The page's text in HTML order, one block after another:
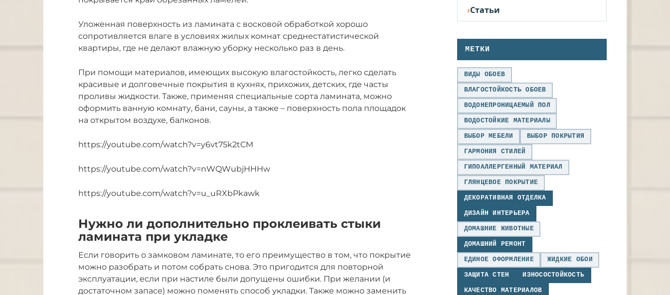
Уложенная поверхность из ламината с восковой обработкой хорошо
сопротивляется влаге в условиях жилых комнат среднестатистической
квартиры, где не делают влажную уборку несколько раз в день.
При помощи материалов, имеющих высокую влагостойкость, легко сделать
красивые и долговечные покрытия в кухнях, прихожих, детских, где часты
проливы жидкости. Также, применяя специальные сорта ламината, можно
оформить ванную комнату, бани, сауны, а также – поверхность пола площадок
на открытом воздухе, балконов.
https://youtube.com/watch?v=y6vt75k2tCM
https://youtube.com/watch?v=nWQWubjHHHw
https://youtube.com/watch?v=u_uRXbPkawk
Нужно ли дополнительно проклеивать стыки
ламината при укладке
Если говорить о замковом ламинате, то его преимущество в том, что покрытие
можно разобрать и потом собрать снова. Это пригодится для повторной
эксплуатации, если при настиле были допущены ошибки. При желании (и
достаточном запасе) можно поменять способ укладки. Также можно заменить
Статьи
МЕТКИ
ВИДЫ ОБОЕВ
ВЛАГОСТОЙКОСТЬ ОБОЕВ
ВОДОНЕПРОНИЦАЕМЫЙ ПОЛ
ВОДОСТОЙКИЕ МАТЕРИАЛЫ
ВЫБОР МЕБЕЛИ ВЫБОР ПОКРЫТИЯ
ГАРМОНИЯ СТИЛЕЙ
ГИПОАЛЛЕРГЕННЫЙ МАТЕРИАЛ
ГЛЯНЦЕВОЕ ПОКРЫТИЕ
ДЕКОРАТИВНАЯ ОТДЕЛКА
ДИЗАЙН ИНТЕРЬЕРА
ДОМАШНИЕ ЖИВОТНЫЕ
ДОМАШНИЙ РЕМОНТ
ЕДИНОЕ ОФОРМЛЕНИЕ ЖИДКИЕ ОБОИ
ЗАЩИТА СТЕН ИЗНОСОСТОЙКОСТЬ
КАЧЕСТВО МАТЕРИАЛОВ